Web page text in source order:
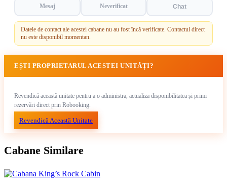
Mesaj Neverificat Chat
Datele de contact ale acestei cabane nu au fost încă verificate. Contactul direct
nu este disponibil momentan.
EȘTI PROPRIETARUL ACESTEI UNITĂȚI?
Revendică această unitate pentru a o administra, actualiza disponibilitatea și primi
rezervări direct prin Robooking.
Revendică Această Unitate
Cabane Similare